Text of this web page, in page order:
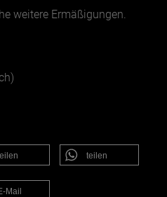
weitere Ermäßigungen.
teilen
Mail